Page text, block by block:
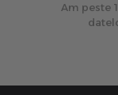
Am peste